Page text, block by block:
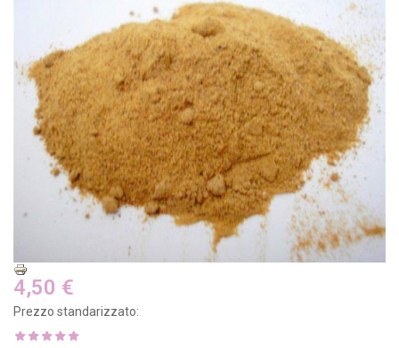
4,50 €
Prezzo standarizzato: